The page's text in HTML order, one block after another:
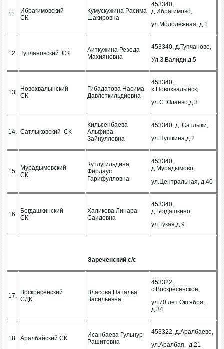
11.
Ибрагимовский
СК
Кумускужина Расима
Шакировна
453340,
д.Ибрагимово,
ул.Молодежная, д.1
12. Тупчановский СК
Аиткужина Резеда
Махияновна
453340, д.Тупчаново,
Ул.З.Валиди,д.5
13.
Новохвалынский
СК
Гибадатова Насима
Давлеткильдиевна
453340,
х.Новохвалынск,
ул.С.Юлаево,д.3
14. Сатлыковский СК
Кильсенбаева
Альфира
Зайнулловна
453340, д. Сатлыки,
ул.Пушкина,д.2
15.
Мурадымовский
СК
Кутлугильдина
Фирдаус
Гарифулловна
453340,
д.Мурадымово,
ул.Центральная, д.40
16.
Богдашкинский
СК
Халикова Линара
Саидовна
453340,
д.Богдашкино,
ул.Тукая,д.9
Зареченский с/с
17.
Воскресенский
СДК
Власова Наталья
Васильевна
453322,
с.Воскресенское,
ул.70 лет Октября,
д.34
18. Аралбайский СК
Исанбаева Гульнур
Рашитовна
453322, д.Аралбаево,
ул.Аралбая, д.21